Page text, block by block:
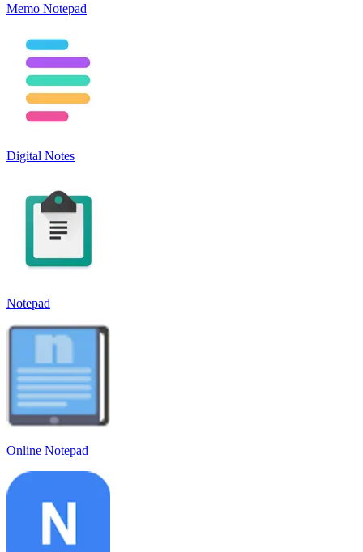
Memo Notepad
Digital Notes
Notepad
Online Notepad